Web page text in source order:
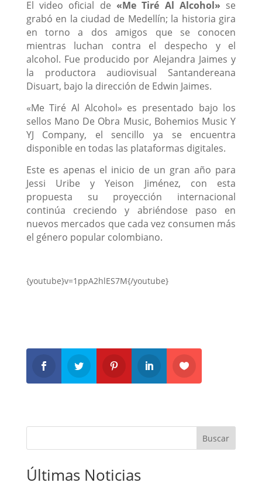
El video oficial de «Me Tiré Al Alcohol» se
grabó en la ciudad de Medellín; la historia gira
en torno a dos amigos que se conocen
mientras luchan contra el despecho y el
alcohol. Fue producido por Alejandra Jaimes y
la productora audiovisual Santandereana
Disuart, bajo la dirección de Edwin Jaimes.
«Me Tiré Al Alcohol» es presentado bajo los
sellos Mano De Obra Music, Bohemios Music Y
YJ Company, el sencillo ya se encuentra
disponible en todas las plataformas digitales.
Este es apenas el inicio de un gran año para
Jessi Uribe y Yeison Jiménez, con esta
propuesta su proyección internacional
continúa creciendo y abriéndose paso en
nuevos mercados que cada vez consumen más
el género popular colombiano.
{youtube}v=1ppA2hlES7M{/youtube}
Buscar
Últimas Noticias